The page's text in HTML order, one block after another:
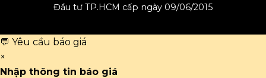
Đầu tư TP.HCM cấp ngày 09/06/2015
💬 Yêu cầu báo giá
×
Nhập thông tin báo giá